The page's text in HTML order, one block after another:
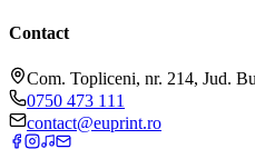
Contact
Com. Topliceni, nr. 214, Jud.
0750 473 111
contact@euprint.ro